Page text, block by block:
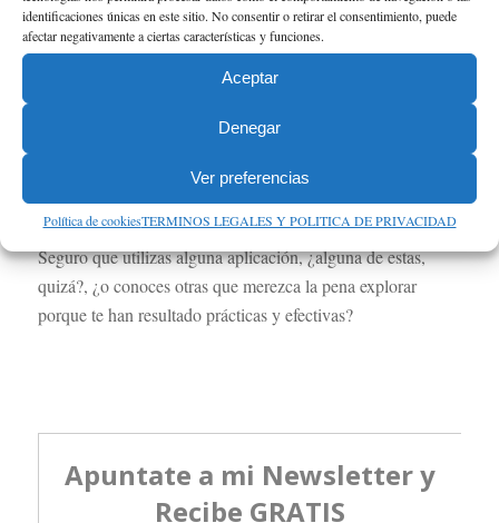
identificaciones únicas en este sitio. No consentir o retirar el consentimiento, puede
afectar negativamente a ciertas características y funciones.
Aceptar
Denegar
Ver preferencias
Política de cookiesTERMINOS LEGALES Y POLITICA DE PRIVACIDAD
manera automática en la agenda personal.
planteado, expuesto y debatido. Y las nuevas tecnologías,
para mejorar nuestra productividad y optimizar nuestro
tiempo y tareas.
Seguro que utilizas alguna aplicación, ¿alguna de estas,
quizá?, ¿o conoces otras que merezca la pena explorar
porque te han resultado prácticas y efectivas?